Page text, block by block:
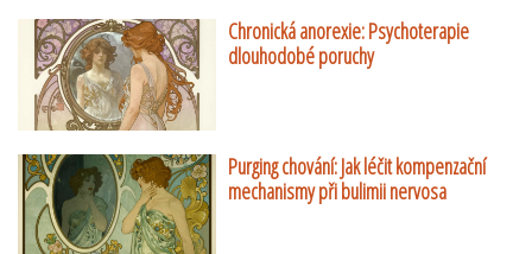
Chronická anorexie: Psychoterapie
dlouhodobé poruchy
Purging chování: Jak léčit kompenzační
mechanismy při bulimii nervosa